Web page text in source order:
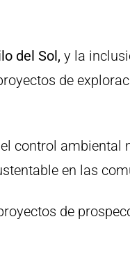
del Sol, y la
de
control
en las
de